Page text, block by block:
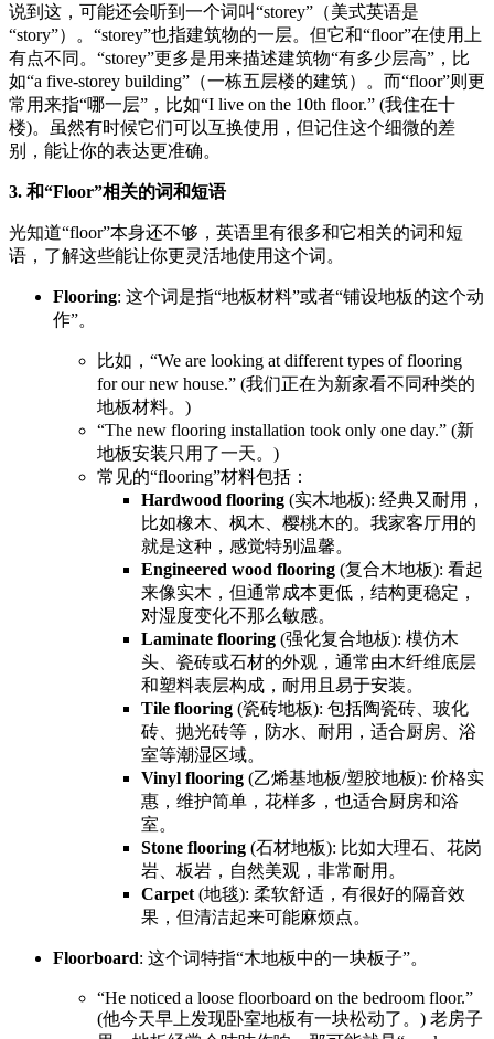
说到这，可能还会听到一个词叫“storey”（美式英语是
“story”）。“storey”也指建筑物的一层。但它和“floor”在使用上
有点不同。“storey”更多是用来描述建筑物“有多少层高”，比
如“a five-storey building”（一栋五层楼的建筑）。而“floor”则更
常用来指“哪一层”，比如“I live on the 10th floor.” (我住在十
楼)。虽然有时候它们可以互换使用，但记住这个细微的差
别，能让你的表达更准确。
3. 和“Floor”相关的词和短语
光知道“floor”本身还不够，英语里有很多和它相关的词和短
语，了解这些能让你更灵活地使用这个词。
Flooring: 这个词是指“地板材料”或者“铺设地板的这个动
作”。
比如，“We are looking at different types of flooring
for our new house.” (我们正在为新家看不同种类的
地板材料。)
“The new flooring installation took only one day.” (新
地板安装只用了一天。)
常见的“flooring”材料包括：
Hardwood flooring (实木地板): 经典又耐用，
比如橡木、枫木、樱桃木的。我家客厅用的
就是这种，感觉特别温馨。
Engineered wood flooring (复合木地板): 看起
来像实木，但通常成本更低，结构更稳定，
对湿度变化不那么敏感。
Laminate flooring (强化复合地板): 模仿木
头、瓷砖或石材的外观，通常由木纤维底层
和塑料表层构成，耐用且易于安装。
Tile flooring (瓷砖地板): 包括陶瓷砖、玻化
砖、抛光砖等，防水、耐用，适合厨房、浴
室等潮湿区域。
Vinyl flooring (乙烯基地板/塑胶地板): 价格实
惠，维护简单，花样多，也适合厨房和浴
室。
Stone flooring (石材地板): 比如大理石、花岗
岩、板岩，自然美观，非常耐用。
Carpet (地毯): 柔软舒适，有很好的隔音效
果，但清洁起来可能麻烦点。
Floorboard: 这个词特指“木地板中的一块板子”。
“He noticed a loose floorboard on the bedroom floor.”
(他今天早上发现卧室地板有一块松动了。) 老房子